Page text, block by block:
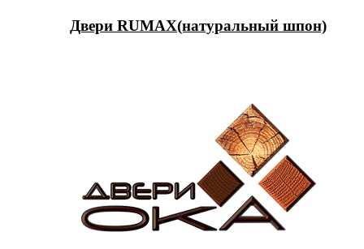
Двери RUMAX(натуральный шпон)